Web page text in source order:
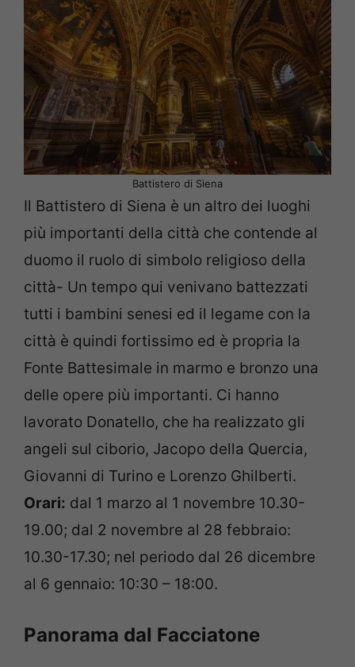
Battistero di Siena
Il Battistero di Siena è un altro dei luoghi
più importanti della città che contende al
duomo il ruolo di simbolo religioso della
città- Un tempo qui venivano battezzati
tutti i bambini senesi ed il legame con la
città è quindi fortissimo ed è propria la
Fonte Battesimale in marmo e bronzo una
delle opere più importanti. Ci hanno
lavorato Donatello, che ha realizzato gli
angeli sul ciborio, Jacopo della Quercia,
Giovanni di Turino e Lorenzo Ghilberti.
Orari: dal 1 marzo al 1 novembre 10.30-
19.00; dal 2 novembre al 28 febbraio:
10.30-17.30; nel periodo dal 26 dicembre
al 6 gennaio: 10:30 – 18:00.
Panorama dal Facciatone